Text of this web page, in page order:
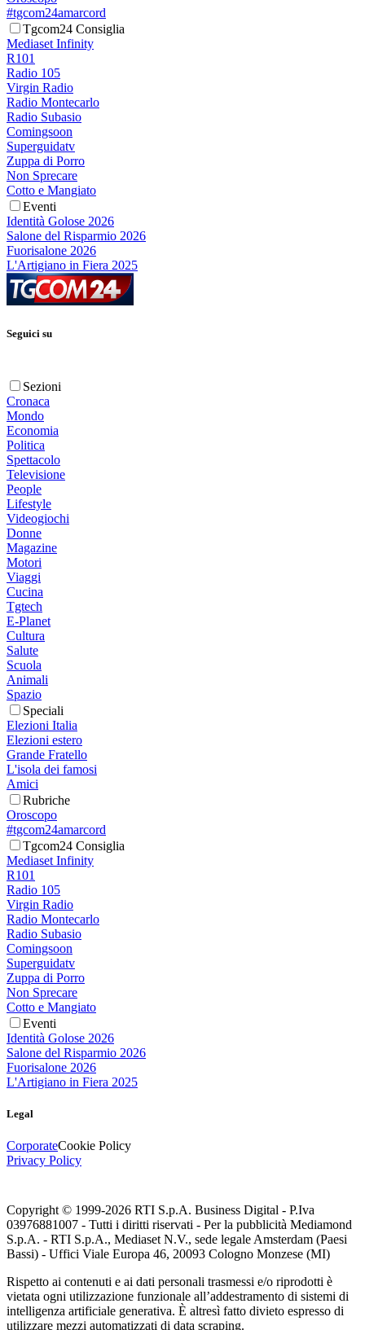
#tgcom24amarcord
Tgcom24 Consiglia
Mediaset Infinity
R101
Radio 105
Virgin Radio
Radio Montecarlo
Radio Subasio
Comingsoon
Superguidatv
Zuppa di Porro
Non Sprecare
Cotto e Mangiato
Eventi
Identità Golose 2026
Salone del Risparmio 2026
Fuorisalone 2026
L'Artigiano in Fiera 2025
Seguici su
Sezioni
Cronaca
Mondo
Economia
Politica
Spettacolo
Televisione
People
Lifestyle
Videogiochi
Donne
Magazine
Motori
Viaggi
Cucina
Tgtech
E-Planet
Cultura
Salute
Scuola
Animali
Spazio
Speciali
Elezioni Italia
Elezioni estero
Grande Fratello
L'isola dei famosi
Amici
Rubriche
Oroscopo
#tgcom24amarcord
Tgcom24 Consiglia
Mediaset Infinity
R101
Radio 105
Virgin Radio
Radio Montecarlo
Radio Subasio
Comingsoon
Superguidatv
Zuppa di Porro
Non Sprecare
Cotto e Mangiato
Eventi
Identità Golose 2026
Salone del Risparmio 2026
Fuorisalone 2026
L'Artigiano in Fiera 2025
Legal
CorporateCookie Policy
Privacy Policy
Copyright © 1999-2026 RTI S.p.A. Business Digital - P.Iva
03976881007 - Tutti i diritti riservati - Per la pubblicità Mediamond
S.p.A. - RTI S.p.A., Mediaset N.V., sede legale Amsterdam (Paesi
Bassi) - Uffici Viale Europa 46, 20093 Cologno Monzese (MI)
Rispetto ai contenuti e ai dati personali trasmessi e/o riprodotti è
vietata ogni utilizzazione funzionale all’addestramento di sistemi di
intelligenza artificiale generativa. È altresì fatto divieto espresso di
utilizzare mezzi automatizzati di data scraping.